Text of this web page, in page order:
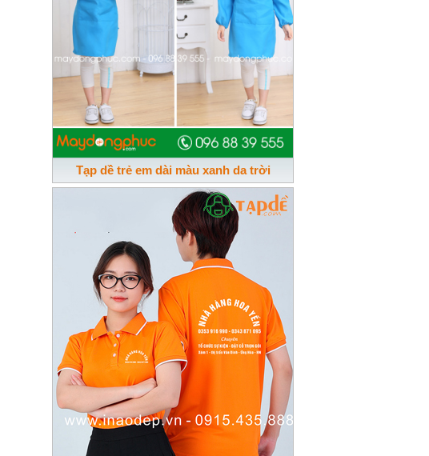
Tạp dề trẻ em dài màu xanh da trời